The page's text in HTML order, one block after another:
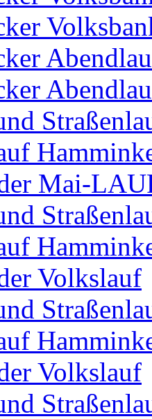
Mai-
Volkslauf
Volkslauf